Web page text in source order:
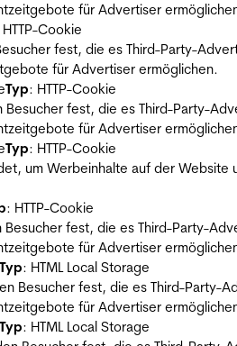
für Advertiser
Cookie
fest, die es Third-Party-
für Advertiser ermöglichen.
Typ: HTTP-Cookie
fest, die es Third-Party-
für Advertiser
Typ: HTTP-Cookie
um Werbeinhalte auf der
: HTTP-Cookie
fest, die es Third-Party-
für Advertiser
Typ: HTML Local Storage
Besucher fest, die es Third-Party-
für Advertiser
Typ: HTML Local Storage